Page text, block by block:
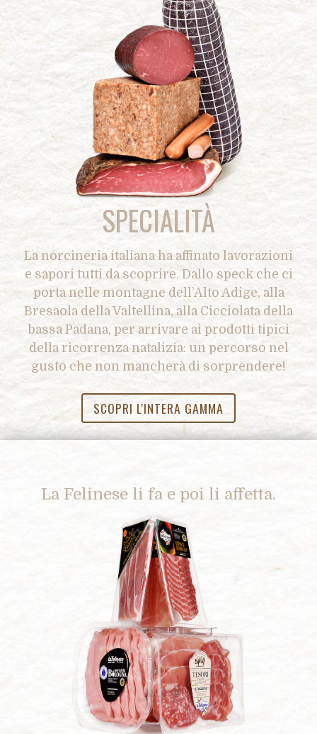
SPECIALITÀ
La norcineria italiana ha affinato lavorazioni
e sapori tutti da scoprire. Dallo speck che ci
porta nelle montagne dell’Alto Adige, alla
Bresaola della Valtellina, alla Cicciolata della
bassa Padana, per arrivare ai prodotti tipici
della ricorrenza natalizia: un percorso nel
gusto che non mancherà di sorprendere!
SCOPRI L'INTERA GAMMA
La Felinese li fa e poi li affetta.